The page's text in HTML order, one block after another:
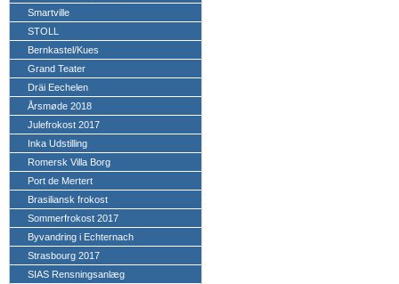
Smartville
STOLL
Bernkastel/Kues
Grand Teater
Dräi Eechelen
Årsmøde 2018
Julefrokost 2017
Inka Udstilling
Romersk Villa Borg
Port de Mertert
Brasiliansk frokost
Sommerfrokost 2017
Byvandring i Echternach
Strasbourg 2017
SIAS Rensningsanlæg